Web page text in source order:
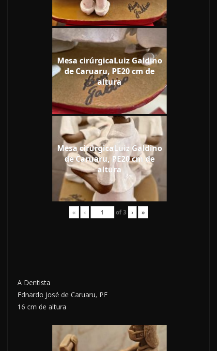
Mesa cirúrgicaLuiz Galdino
de Caruaru, PE20 cm de
altura
Mesa cirúrgicaLuiz Galdino
de Caruaru, PE20 cm de
altura
« ‹ of3 › »
A Dentista
Ednardo José de Caruaru, PE
16 cm de altura